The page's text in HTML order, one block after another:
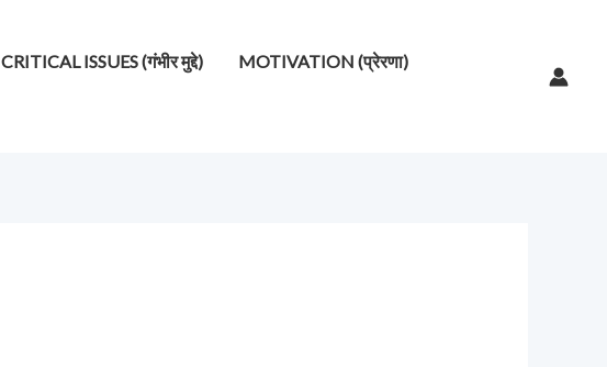
CRITICAL ISSUES (गंभीर मुद्दे)
MOTIVATION (प्रेरणा)